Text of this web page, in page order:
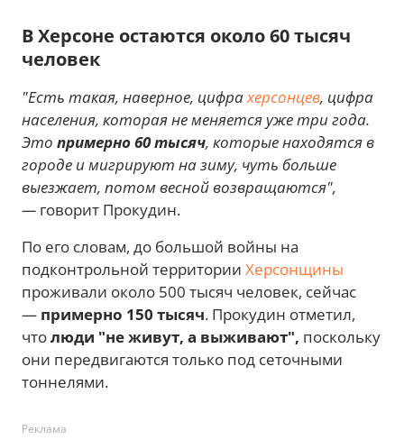
В Херсоне остаются около 60 тысяч
человек
"Есть такая, наверное, цифрахерсонцев, цифра
населения, которая не меняется уже три года.
Это примерно 60 тысяч, которые находятся в
городе и мигрируют на зиму, чуть больше
выезжает, потом весной возвращаются",
— говорит Прокудин.
По его словам, до большой войны на
подконтрольной территории Херсонщины
проживали около 500 тысяч человек, сейчас
— примерно 150 тысяч. Прокудин отметил,
чтолюди "не живут, а выживают", поскольку
они передвигаются только под сеточными
тоннелями.
Реклама